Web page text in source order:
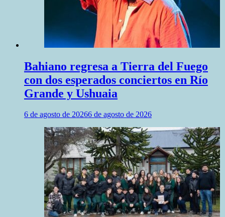
Bahiano regresa a Tierra del Fuego
con dos esperados conciertos en Río
Grande y Ushuaia
6 de agosto de 20266 de agosto de 2026